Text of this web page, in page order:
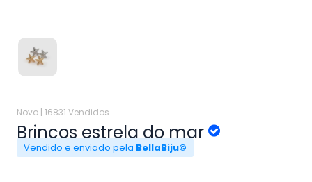
Novo | 16831 Vendidos
Brincos estrela do mar
Vendido e enviado pela BellaBiju©